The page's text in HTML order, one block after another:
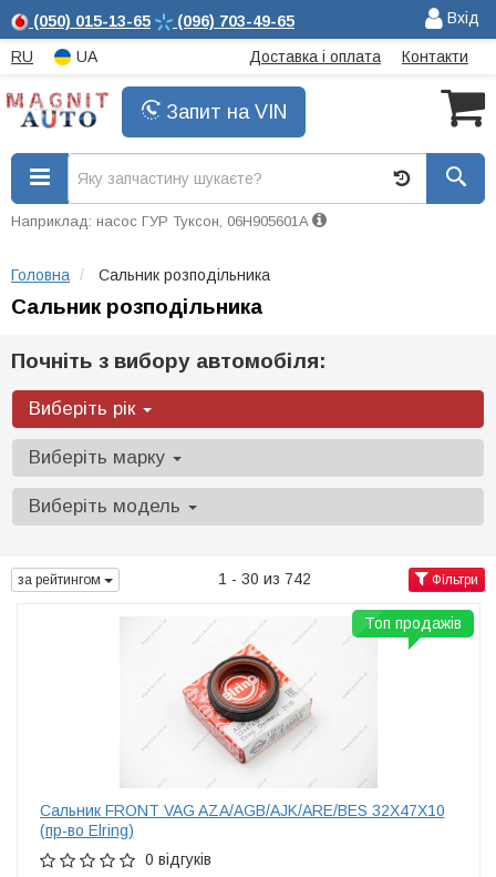
(050) 015-13-65 (096) 703-49-65 Вхід
RU UA Доставка і оплата Контакти
Запит на VIN
Наприклад: насос ГУР Туксон, 06H905601A
Головна Сальник розподільника
Сальник розподільника
Почніть з вибору автомобіля:
Виберіть рік
Виберіть марку
Виберіть модель
за рейтингом 1 - 30 из 742 Фільтри
Сальник FRONT VAG AZA/AGB/AJK/ARE/BES 32X47X10
(пр-во Elring)
0 відгуків
Топ продажів